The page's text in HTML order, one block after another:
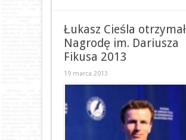
Łukasz Cieśla otrzymał
Nagrodę im. Dariusza
Fikusa 2013
19 marca 2013